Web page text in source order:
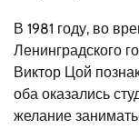
В 1981 году, во
Ленинградского
Виктор Цой
оба оказались
желание